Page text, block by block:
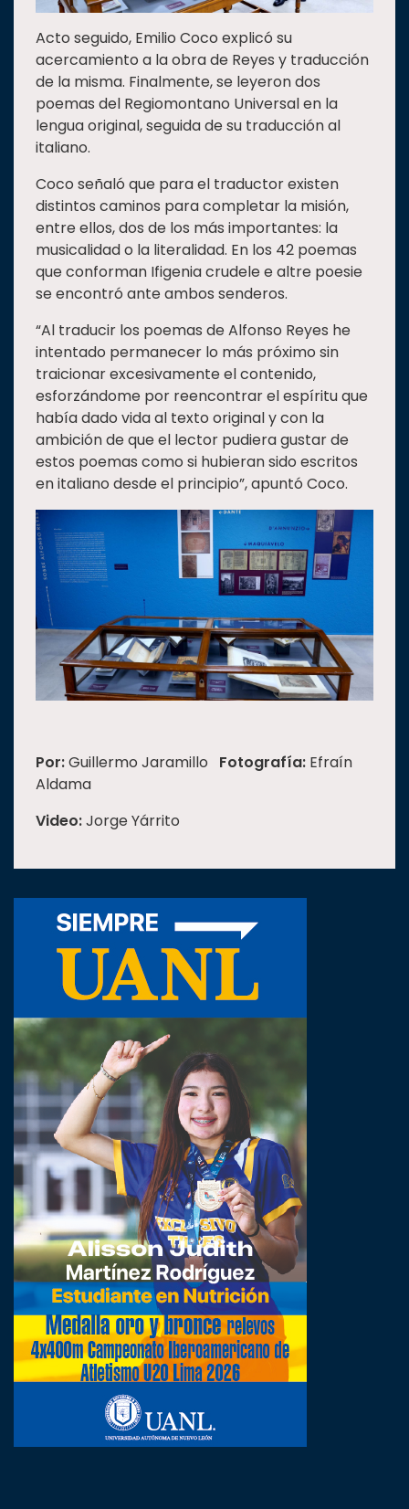
Acto seguido, Emilio Coco explicó su
acercamiento a la obra de Reyes y traducción
de la misma. Finalmente, se leyeron dos
poemas del Regiomontano Universal en la
lengua original, seguida de su traducción al
italiano.
Coco señaló que para el traductor existen
distintos caminos para completar la misión,
entre ellos, dos de los más importantes: la
musicalidad o la literalidad. En los 42 poemas
que conforman Ifigenia crudele e altre poesie
se encontró ante ambos senderos.
“Al traducir los poemas de Alfonso Reyes he
intentado permanecer lo más próximo sin
traicionar excesivamente el contenido,
esforzándome por reencontrar el espíritu que
había dado vida al texto original y con la
ambición de que el lector pudiera gustar de
estos poemas como si hubieran sido escritos
en italiano desde el principio”, apuntó Coco.
Por:Guillermo Jaramillo Fotografía: Efraín
Aldama
Video:Jorge Yárrito